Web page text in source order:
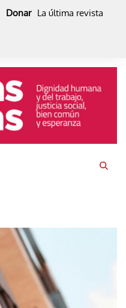
Donar La última revista